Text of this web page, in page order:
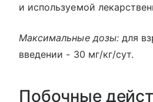
и используемой
Максимальные дозы:для
введении - 30 мг/кг/сут.
Побочные